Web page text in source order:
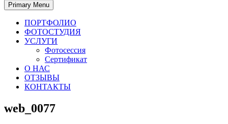
Место света. Свадебный фотограф в Орле Апальков Вячеслав
Свадебный фотограф в Орле
Primary Menu
ПОРТФОЛИО
ФОТОСТУДИЯ
УСЛУГИ
Фотосессия
Сертификат
О НАС
ОТЗЫВЫ
КОНТАКТЫ
web_0077